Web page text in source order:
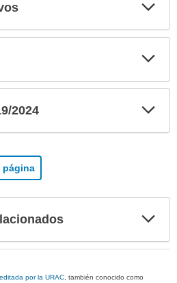
2024
página
por la URAC, también conocido como